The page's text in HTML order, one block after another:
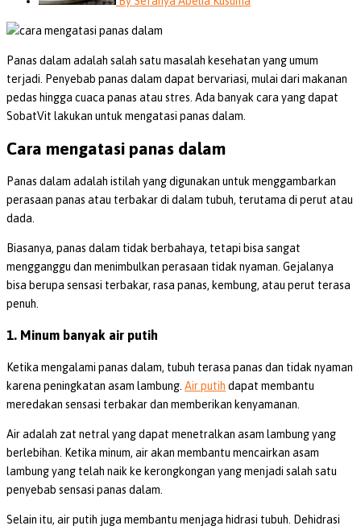
Panas dalam adalah salah satu masalah kesehatan yang umum
terjadi. Penyebab panas dalam dapat bervariasi, mulai dari makanan
pedas hingga cuaca panas atau stres. Ada banyak cara yang dapat
SobatVit lakukan untuk mengatasi panas dalam.
Cara mengatasi panas dalam
Panas dalam adalah istilah yang digunakan untuk menggambarkan
perasaan panas atau terbakar di dalam tubuh, terutama di perut atau
dada.
Biasanya, panas dalam tidak berbahaya, tetapi bisa sangat
mengganggu dan menimbulkan perasaan tidak nyaman. Gejalanya
bisa berupa sensasi terbakar, rasa panas, kembung, atau perut terasa
penuh.
1. Minum banyak air putih
Ketika mengalami panas dalam, tubuh terasa panas dan tidak nyaman
karena peningkatan asam lambung. Air putih dapat membantu
meredakan sensasi terbakar dan memberikan kenyamanan.
Air adalah zat netral yang dapat menetralkan asam lambung yang
berlebihan. Ketika minum, air akan membantu mencairkan asam
lambung yang telah naik ke kerongkongan yang menjadi salah satu
penyebab sensasi panas dalam.
Selain itu, air putih juga membantu menjaga hidrasi tubuh. Dehidrasi